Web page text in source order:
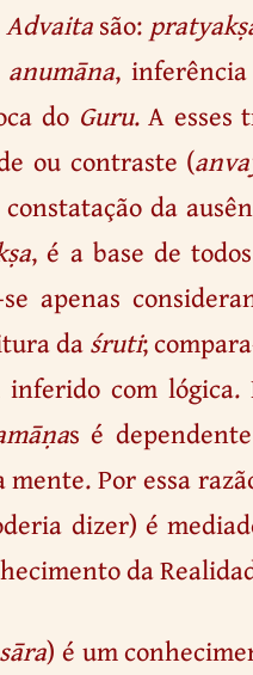
Advaitasão:
anumāna,
do Guru. A esses
ou contraste (
da
, é a base de
apenas
daśruti;
com lógica.
s é
Por essa
dizer) é
da
) é um